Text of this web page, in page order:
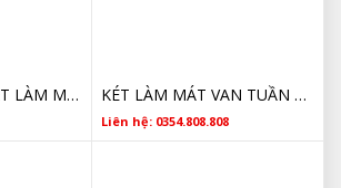
KÉT SINH HÀN KÉT LÀM MÁT DẦU SỐ MAZDA BT50 JB3G7A095 2013 2014 2015 2016 2017 2018 2019 2020 KÉT LÀM MÁT VAN TUẦN HOÀN KHÍ XẢ MAZDA BT50 CK3Q9F464AB 2012 2013 2014 2015 2016 2017 2018 2019 2020 2021
Liên hệ: 0354.808.808